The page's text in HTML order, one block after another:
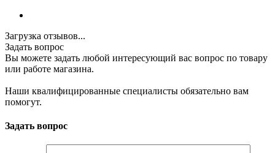
Загрузка отзывов...
Задать вопрос
Вы можете задать любой интересующий вас вопрос по товару
или работе магазина.
Наши квалифицированные специалисты обязательно вам
помогут.
Задать вопрос